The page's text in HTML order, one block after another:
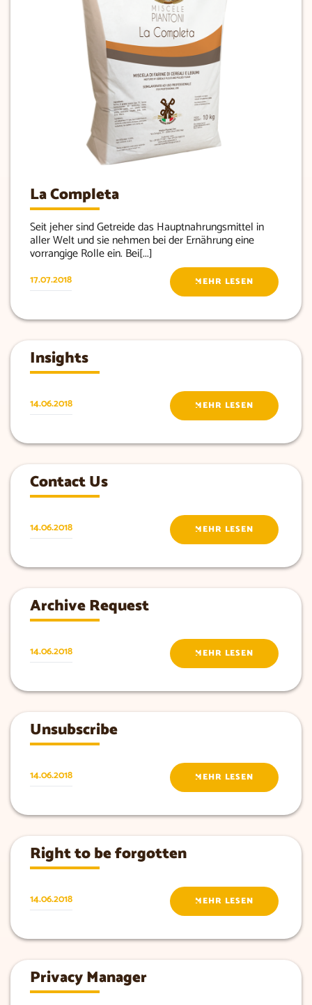
La Completa
Seit jeher sind Getreide das Hauptnahrungsmittel in
aller Welt und sie nehmen bei der Ernährung eine
vorrangige Rolle ein. Bei[...]
17.07.2018 MEHR LESEN
Insights
14.06.2018 MEHR LESEN
Contact Us
14.06.2018 MEHR LESEN
Archive Request
14.06.2018 MEHR LESEN
Unsubscribe
14.06.2018 MEHR LESEN
Right to be forgotten
14.06.2018 MEHR LESEN
Privacy Manager